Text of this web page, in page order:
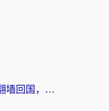
海外党必看：除了Surfshark翻墙回国，这些加速器选择技巧你真的懂吗？